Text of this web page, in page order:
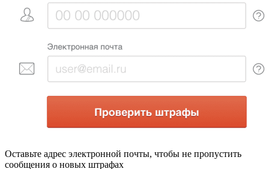
Оставьте адрес электронной почты, чтобы не пропустить
сообщения о новых штрафах